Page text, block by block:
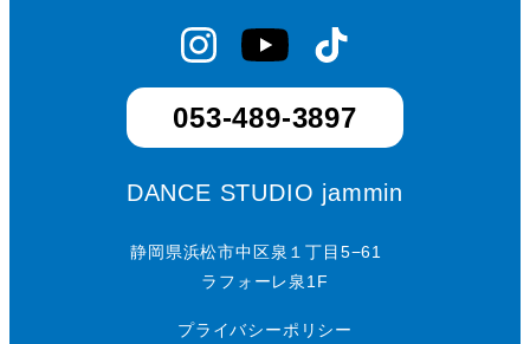
053-489-3897
DANCE STUDIO jammin
静岡県浜松市中区泉１丁目5−61
ラフォーレ泉1F
プライバシーポリシー